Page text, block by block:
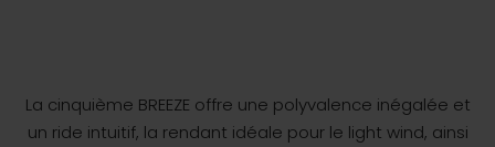
La cinquième BREEZE offre une polyvalence inégalée et
un ride intuitif, la rendant idéale pour le light wind, ainsi